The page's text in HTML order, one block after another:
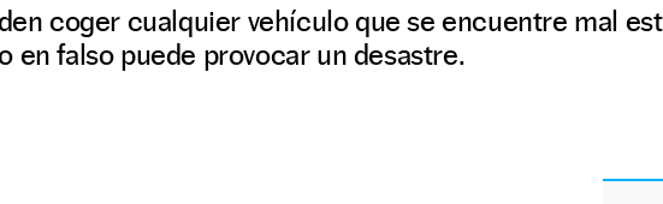
coger cualquier vehículo que se encuentre mal
en falso puede provocar un desastre.